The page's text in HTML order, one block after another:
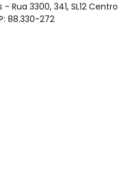
Rua 3300, 341, SL12 Centro
88.330-272